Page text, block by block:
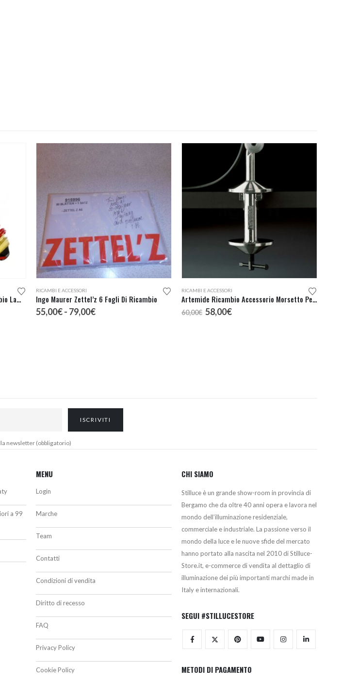
Ingo Maurer Lucellino Parete Ricambio Lampadina
Questo prodotto ha più varianti. Le opzioni possono essere scelte nella pagina del prodotto
RICAMBI E ACCESSORI
Ingo Maurer Zettel’z 6 Fogli Di Ricambio
55,00€- 79,00€Fascia
RICAMBI E ACCESSORI
Artemide Ricambio Accessorio Morsetto Per Tolomeo
60,00€ Il
prezzo
58,00€Il
newsletter (obbligatorio)
a 99
MENU
Login
Marche
Team
Contatti
Condizioni di vendita
Diritto di recesso
FAQ
Privacy Policy
Cookie Policy
CHI SIAMO
Stilluce è un grande show-room in provincia di
Bergamo che da oltre 40 anni opera e lavora nel
mondo dell’illuminazione residenziale,
commerciale e industriale. La passione verso il
mondo della luce e le nuove sfide del mercato
hanno portato alla nascita nel 2010 di Stilluce-
Store.it, e-commerce di vendita al dettaglio di
illuminazione dei più importanti marchi made in
Italy e internazionali.
SEGUI #STILLUCESTORE
METODI DI PAGAMENTO